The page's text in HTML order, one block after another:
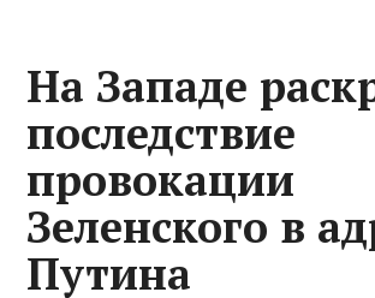
На Западе
последствие
провокации
Зеленского в
Путина